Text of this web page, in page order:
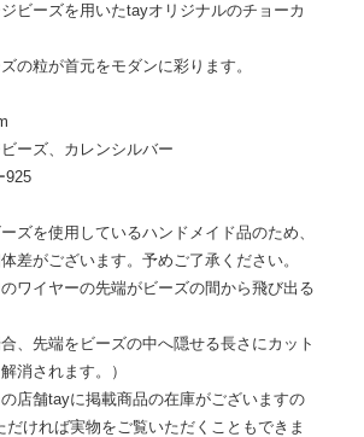
ビーズを用いたtayオリジナルのチョーカ
の粒が首元をモダンに彩ります。
ーズ、カレンシルバー
925
ズを使用しているハンドメイド品のため、
差がございます。予めご了承ください。
ワイヤーの先端がビーズの間から飛び出る
合、先端をビーズの中へ隠せる長さにカット
消されます。）
店舗tayに掲載商品の在庫がございますの
ければ実物をご覧いただくこともできま